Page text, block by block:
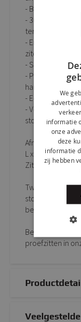
- Bekleed met
- 360 graden
terugdraaifunctie
- Ergonomisch
zitcomfort
- Stevig
- Perfect te
harmonieus
- Eenvoudig te
- Verkrijgbaar in
stofstalen
Afmetingen:
L x B x H: 56 x 57
Zithoogte: 49 cm
Twijfel over de
stofstalen aan
beste bij jouw
Bestel Kick
proefzitten in
We
informatie
onze
deze
informatie
zij hebben